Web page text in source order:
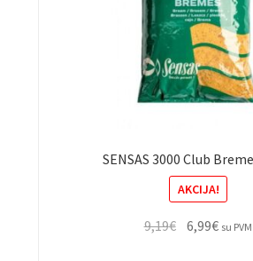
SENSAS 3000 Club
AKCIJA!
9,19€ Original
6,99€ su PVM